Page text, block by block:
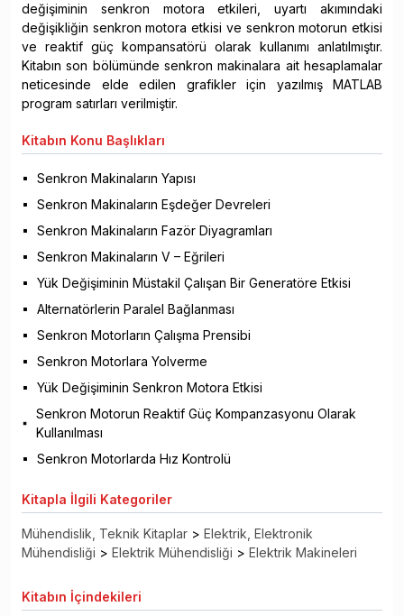
değişiminin senkron motora etkileri, uyartı akımındaki
değişikliğin senkron motora etkisi ve senkron motorun etkisi
ve reaktif güç kompansatörü olarak kullanımı anlatılmıştır.
Kitabın son bölümünde senkron makinalara ait hesaplamalar
neticesinde elde edilen grafikler için yazılmış MATLAB
program satırları verilmiştir.
Kitabın Konu Başlıkları
Senkron Makinaların Yapısı
Senkron Makinaların Eşdeğer Devreleri
Senkron Makinaların Fazör Diyagramları
Senkron Makinaların V – Eğrileri
Yük Değişiminin Müstakil Çalışan Bir Generatöre Etkisi
Alternatörlerin Paralel Bağlanması
Senkron Motorların Çalışma Prensibi
Senkron Motorlara Yolverme
Yük Değişiminin Senkron Motora Etkisi
Senkron Motorun Reaktif Güç Kompanzasyonu Olarak
Kullanılması
Senkron Motorlarda Hız Kontrolü
Kitapla İlgili Kategoriler
Mühendislik, Teknik Kitaplar > Elektrik, Elektronik
Mühendisliği > Elektrik Mühendisliği > Elektrik Makineleri
Kitabın İçindekileri